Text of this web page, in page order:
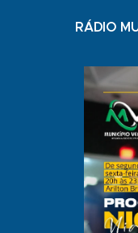
RÁDIO